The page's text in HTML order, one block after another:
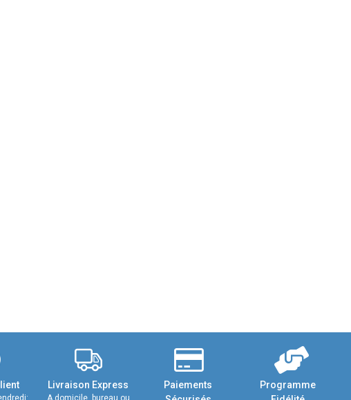
Livraison Express
A domicile, bureau ou
Paiements
Programme